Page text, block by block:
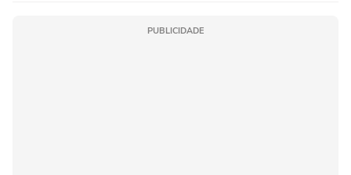
PUBLICIDADE